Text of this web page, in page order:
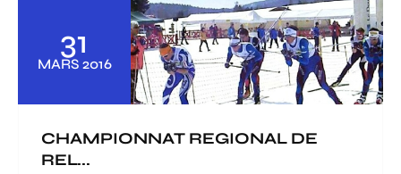
31
MARS 2016
CHAMPIONNAT REGIONAL DE
REL...